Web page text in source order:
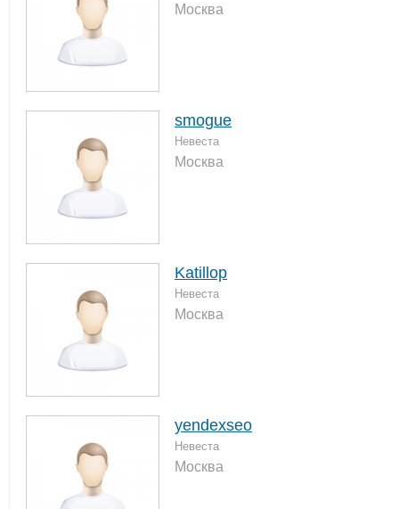
Москва
smogue
Невеста
Москва
Katillop
Невеста
Москва
yendexseo
Невеста
Москва